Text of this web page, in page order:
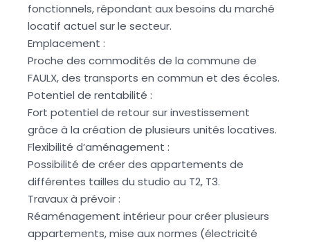
fonctionnels, répondant aux besoins du marché
locatif actuel sur le secteur.
Emplacement :
Proche des commodités de la commune de
FAULX, des transports en commun et des écoles.
Potentiel de rentabilité :
Fort potentiel de retour sur investissement
grâce à la création de plusieurs unités locatives.
Flexibilité d’aménagement :
Possibilité de créer des appartements de
différentes tailles du studio au T2, T3.
Travaux à prévoir :
Réaménagement intérieur pour créer plusieurs
appartements, mise aux normes (électricité